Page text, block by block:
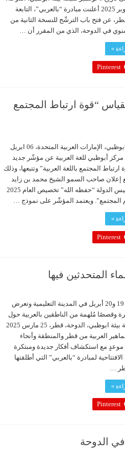
قطر، 8 أكتوبر 2025 أعلنت مبادرة “بالعربي”، التابعة
عن فتح باب الترشّح للنسخة الثانية من
في الدوحة، الذي من المقرر أن …
»
Pinterest
“قوة ارتباط المجتمع
شبكة بيئة ابوظبي، الإمارات العربية المتحدة، 06 ابريل
مركز أبوظبي للغة العربية عن مؤشّر جديد
المجتمع باللغة العربية” وتتبعها، وذلك
إعلان صاحب السمو الشيخ محمد بن زايد
آل نهيان رئيس الدولة “حفظه الله” تخصيص العام 2025
المجتمع”. ويعتمد المؤشّر على نموذج …
»
Pinterest
المتحدثين فيها
تُعقد يومي 19 و20 أبريل في المدينة التعليمية وتعرض
وقصصًا مُلهمة من الناطقين بالعربية حول
العالم شبكة بيئة ابوظبي، الدوحة، قطر، 25 مارس 2025
العربية من قطر والمنطقة وأنحاء
موعدٍ مع استكشاف أفكار جديدة ومبتكرة
لمبادرة “بالعربي” التي أطلقتها
…
»
Pinterest
في الدوحة